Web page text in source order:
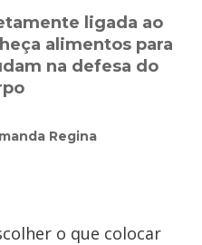
ligada ao
alimentos para
na defesa do
Regina
o que colocar